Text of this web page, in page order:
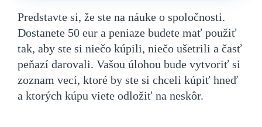
Predstavte si, že ste na náuke o spoločnosti.
Dostanete 50 eur a peniaze budete mať použiť
tak, aby ste si niečo kúpili, niečo ušetrili a časť
peňazí darovali. Vašou úlohou bude vytvoriť si
zoznam vecí, ktoré by ste si chceli kúpiť hneď
a ktorých kúpu viete odložiť na neskôr.